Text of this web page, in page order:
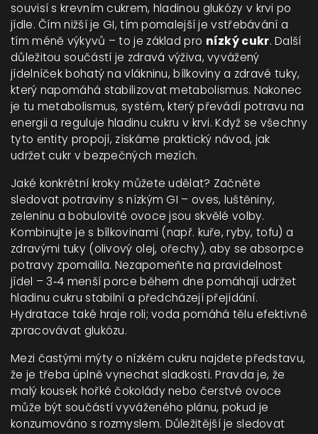
souvisí s krevním cukrem, hladinou glukózy v krvi po
jídle. Čím nižší je GI, tím pomalejší je vstřebávání a
tím méně výkyvů – to je základ pro nízký cukr. Další
důležitou součástí je zdravá výživa,vyvážený
jídelníček bohatý na vlákninu, bílkoviny a zdravé tuky,
který napomáhá stabilizovat metabolismus. Nakonec
je tu metabolismus,systém, který převádí potravu na
energii a reguluje hladinu cukru v krvi. Když se všechny
tyto entity propojí, získáme praktický návod, jak
udržet cukr v bezpečných mezích.
Jaké konkrétní kroky můžete udělat? Začněte
sledovat potraviny s nízkým GI – oves, luštěniny,
zeleninu a bobulovité ovoce jsou skvělé volby.
Kombinujte je s bílkovinami (např. kuře, ryby, tofu) a
zdravými tuky (olivový olej, ořechy), aby se absorpce
potravy zpomalila. Nezapomeňte na pravidelnost
jídel – 3‑4 menší porce během dne pomáhají udržet
hladinu cukru stabilní a předcházejí přejídání.
Hydratace také hraje roli; voda pomáhá tělu efektivně
zpracovávat glukózu.
Mezi častými mýty o nízkém cukru najdete představu,
že je třeba úplně vynechat sladkosti. Pravda je, že
malý kousek hořké čokolády nebo čerstvé ovoce
může být součástí vyváženého plánu, pokud je
konzumováno s rozmyslem. Důležitější je sledovat